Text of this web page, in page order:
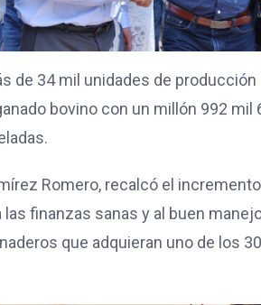
de 34 mil unidades de producción
bovino con un millón 992 mil
Romero, recalcó el
finanzas sanas y al buen
que adquieran uno de los